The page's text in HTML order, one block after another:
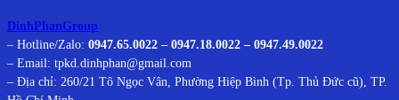
DinhPhanGroup
– Hotline/Zalo: 0947.65.0022 – 0947.18.0022 – 0947.49.0022
– Email: tpkd.dinhphan@gmail.com
– Địa chỉ: 260/21 Tô Ngọc Vân, Phường Hiệp Bình (Tp. Thủ Đức cũ), TP.